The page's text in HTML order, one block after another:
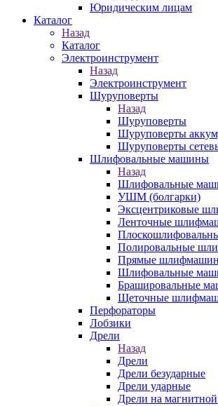
Юридическим лицам
Каталог
Назад
Каталог
Электроинструмент
Назад
Электроинструмент
Шуруповерты
Назад
Шуруповерты
Шуруповерты
Шуруповерты
Шлифовальные машины
Назад
Шлифовальные
УШМ (болгарки)
Эксцентриковые
Ленточные
Полировальные
Прямые
Шлифовальные
Брашировальные
Щеточные
Перфораторы
Лобзики
Дрели
Назад
Дрели
Дрели безударные
Дрели ударные
Дрели на магнитной